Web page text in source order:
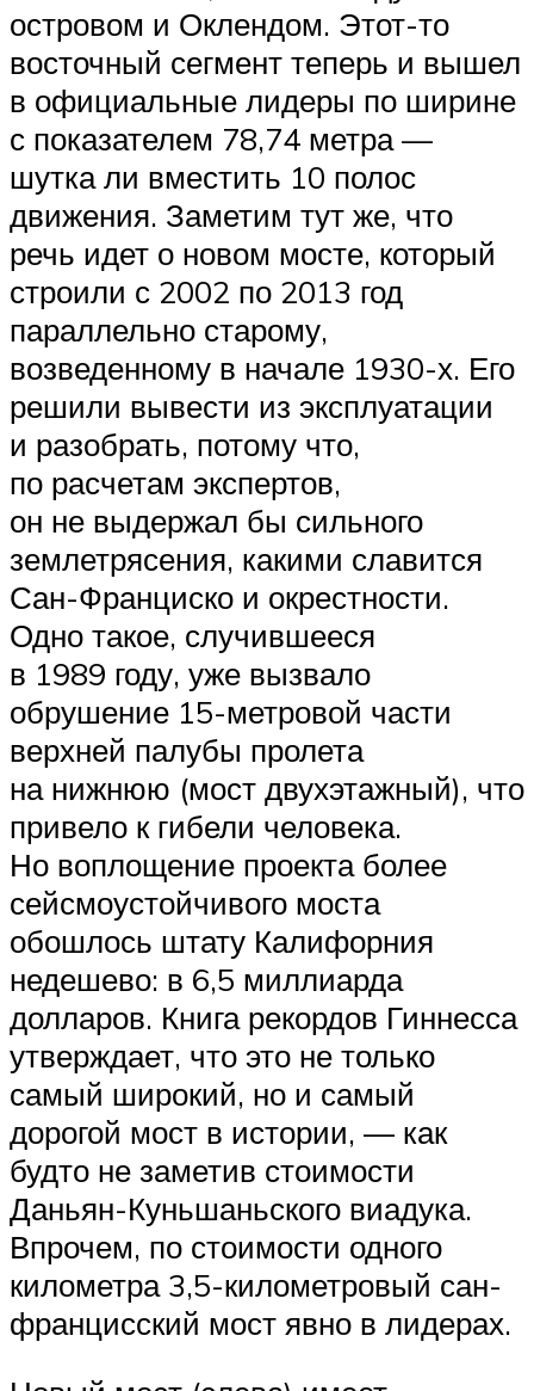
островом и Оклендом. Этот-то
восточный сегмент теперь и вышел
в официальные лидеры по ширине
с показателем 78,74 метра —
шутка ли вместить 10 полос
движения. Заметим тут же, что
речь идет о новом мосте, который
строили с 2002 по 2013 год
параллельно старому,
возведенному в начале 1930-х. Его
решили вывести из эксплуатации
и разобрать, потому что,
по расчетам экспертов,
он не выдержал бы сильного
землетрясения, какими славится
Сан-Франциско и окрестности.
Одно такое, случившееся
в 1989 году, уже вызвало
обрушение 15-метровой части
верхней палубы пролета
на нижнюю (мост двухэтажный), что
привело к гибели человека.
Но воплощение проекта более
сейсмоустойчивого моста
обошлось штату Калифорния
недешево: в 6,5 миллиарда
долларов. Книга рекордов Гиннесса
утверждает, что это не только
самый широкий, но и самый
дорогой мост в истории, — как
будто не заметив стоимости
Даньян-Куньшаньского виадука.
Впрочем, по стоимости одного
километра 3,5-километровый сан-
францисский мост явно в лидерах.